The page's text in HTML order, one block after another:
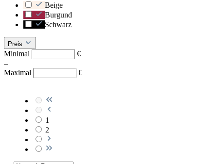
Beige
Burgund
Schwarz
Preis
Minimal
€
–
Maximal
€
1
2